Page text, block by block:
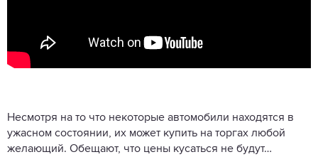
Несмотря на то что некоторые автомобили находятся в
ужасном состоянии, их может купить на торгах любой
желающий. Обещают, что цены кусаться не будут…